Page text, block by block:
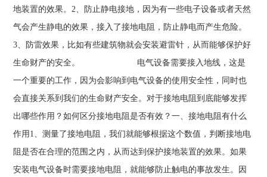
地装置的效果。2、防止静电接地，因为有一些电子设备或者天然
气会产生静电的效果，接入了接地电阻，防止静电而产生危险。
3、防雷效果，比如有些建筑物就会安装避雷针，从而能够保护好
生命财产的安全。 电气设备需要接入地线，这是
一个重要的工作，因为会影响到电气设备的使用安全性，同时也
会直接关系到我们的生命财产安全。对于接地电阻到底能够发挥
出哪些作用？如何区分接地电阻是否有效？一、接地电阻有什么
作用1、测量了接地电阻，我们就能够根据这个数值，判断接地电
阻是否在合理的范围之内，从而达到保护接地装置的效果。如果
安装电气设备时需要接地电阻，就能够防止触电的事故发生。因